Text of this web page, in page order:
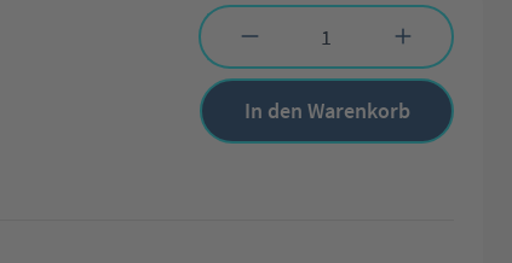
Produkt Anzahl: Gib den gewünschten
In den Warenkorb